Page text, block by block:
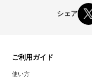
シェア
ご利用ガイド
使い方